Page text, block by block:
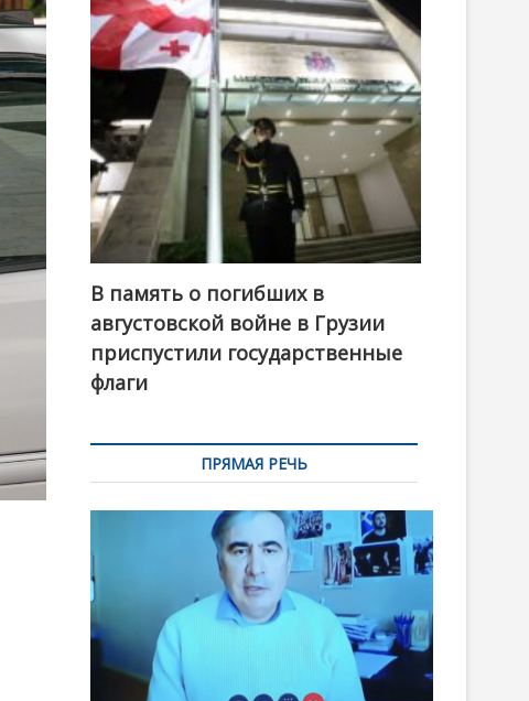
o
n
В память о погибших в
августовской войне в Грузии
приспустили государственные
флаги
ПРЯМАЯ РЕЧЬ